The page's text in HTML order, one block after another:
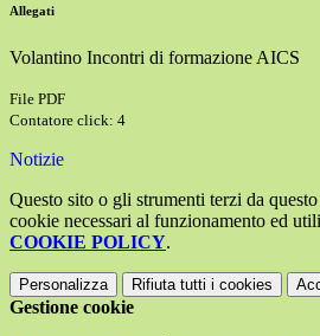
Allegati
Volantino Incontri di formazione AICS
File PDF
Contatore click: 4
Notizie
Questo sito o gli strumenti terzi da
cookie necessari al funzionamento ed
COOKIE POLICY.
Personalizza Rifiuta tutti i cookies
Gestione cookie